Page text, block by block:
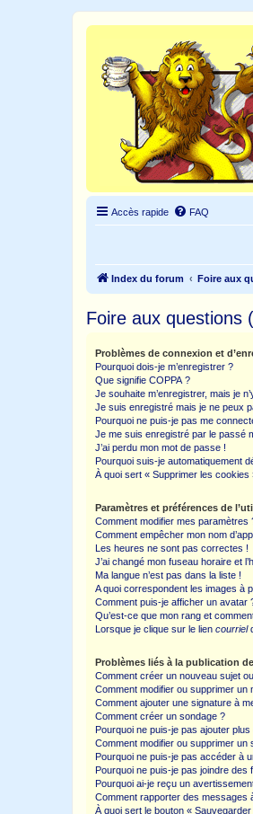
Accès rapide FAQ
Index du forum Foire aux
Foire aux questions
Problèmes de connexion et
Pourquoi dois-je m’enregistrer ?
Que signifie COPPA ?
Je souhaite m’enregistrer, mais je
Je suis enregistré mais je ne peux
Pourquoi ne puis-je pas me
Je me suis enregistré par le passé
J’ai perdu mon mot de passe !
Pourquoi suis-je automatiquement
À quoi sert « Supprimer les cookies
Paramètres et préférences de
Comment modifier mes paramètres
Comment empêcher mon nom
Les heures ne sont pas correctes !
J’ai changé mon fuseau horaire et
Ma langue n’est pas dans la liste !
A quoi correspondent les images à
Comment puis-je afficher un avatar
Qu’est-ce que mon rang et
Lorsque je clique sur le lien courriel
Problèmes liés à la publication
Comment créer un nouveau sujet
Comment modifier ou supprimer un
Comment ajouter une signature à
Comment créer un sondage ?
Pourquoi ne puis-je pas ajouter plus
Comment modifier ou supprimer un
Pourquoi ne puis-je pas accéder à
Pourquoi ne puis-je pas joindre des
Pourquoi ai-je reçu un
Comment rapporter des messages
À quoi sert le bouton «